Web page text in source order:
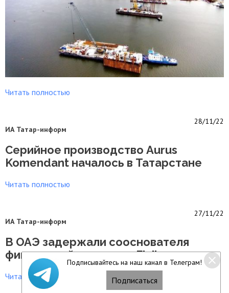
Читать полностью
28/11/22
ИА Татар-информ
Серийное производство Aurus
Komendant началось в Татарстане
Читать полностью
27/11/22
ИА Татар-информ
В ОАЭ задержали сооснователя
финансовой пирамиды Finiko
Читать полностью
Подписывайтесь на наш канал в Телеграм!
Подписаться